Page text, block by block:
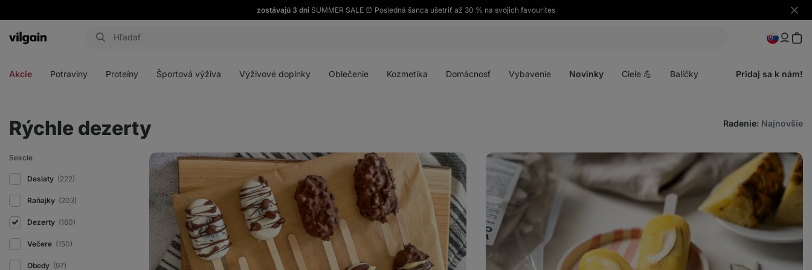
zostávajú 3 dni SUMMER SALE ⏰ Posledná šanca ušetriť až 30 % na svojich favourites
Skryť
Eshop
Akcie Potraviny Proteíny Športová výživa Výživové doplnky Oblečenie Kozmetika Domácnosť Vybavenie Novinky Ciele 💪 Balíčky Pridaj sa k nám!
Rýchle dezerty Radenie: Najnovšie
Sekcie
Desiaty (222)
Raňajky (203)
Dezerty (160)
Večere (150)
Obedy (97)
Krémové
nanuky
Domáci